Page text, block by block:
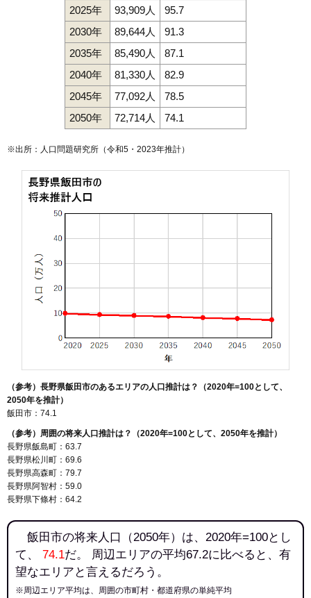
2025年
93,909人
95.7
2030年
89,644人
91.3
2035年
85,490人
87.1
2040年
81,330人
82.9
2045年
77,092人
78.5
2050年
72,714人 74.1
※出所：人口問題研究所（令和5・2023年推計）
（参考）長野県飯田市のあるエリアの人口推計は？（2020年=100として、
2050年を推計）
飯田市：74.1
（参考）周囲の将来人口推計は？（2020年=100として、2050年を推計）
長野県飯島町：63.7
長野県松川町：69.6
長野県高森町：79.7
長野県阿智村：59.0
長野県下條村：64.2
飯田市の将来人口（2050年）は、2020年=100とし
て、 74.1だ。 周辺エリアの平均67.2に比べると、有
望なエリアと言えるだろう。
※周辺エリア平均は、周囲の市町村・都道府県の単純平均